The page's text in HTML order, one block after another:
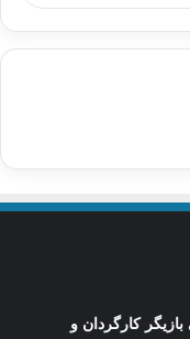
کارگردان و